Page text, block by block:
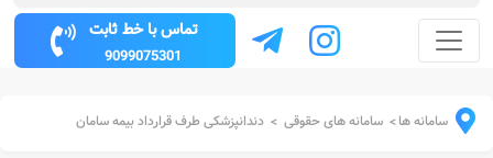
تماس با خط ثابت
9099075301
سامانه ها> سامانه های حقوقی > دندانپزشکی طرف قرارداد بیمه سامان